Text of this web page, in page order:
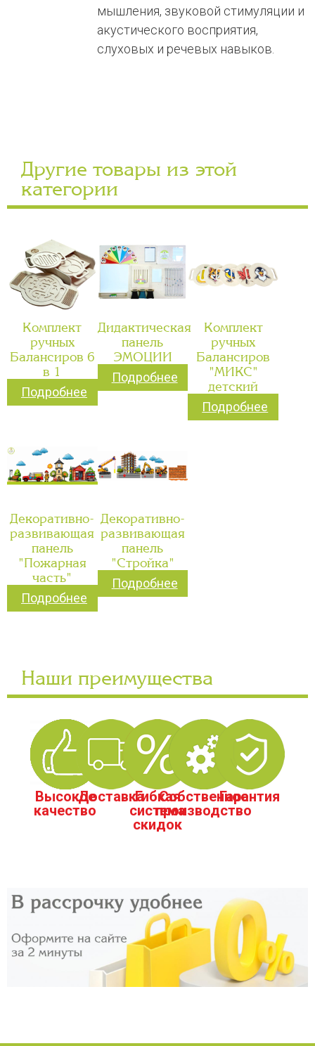
мышления, звуковой стимуляции и
акустического восприятия,
слуховых и речевых навыков.
Другие товары из этой
категории
Комплект
ручных
Балансиров 6
в 1
Подробнее
Дидактическая
панель
ЭМОЦИИ
Подробнее
Комплект
ручных
Балансиров
"МИКС"
детский
Подробнее
Декоративно-
развивающая
панель
"Пожарная
часть"
Подробнее
Декоративно-
развивающая
панель
"Стройка"
Подробнее
Наши преимущества
Высокое
качество
ДоставкаГибкая
система
скидок
Собственное
производство
Гарантия